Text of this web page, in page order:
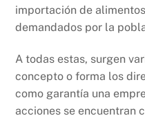
importación de
demandados por la
A todas estas, surgen
concepto o forma los
como garantía una
acciones se encuentran